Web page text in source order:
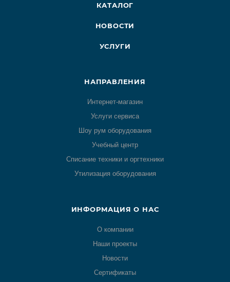
КАТАЛОГ
НОВОСТИ
УСЛУГИ
НАПРАВЛЕНИЯ
Интернет-магазин
Услуги сервиса
Шоу рум оборудования
Учебный центр
Списание техники и оргтехники
Утилизация оборудования
ИНФОРМАЦИЯ О НАС
О компании
Наши проекты
Новости
Сертификаты